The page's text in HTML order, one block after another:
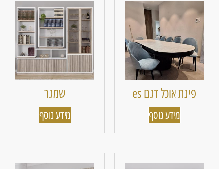
פינת אוכל דגם es
מידע נוסף
שמגר
מידע נוסף